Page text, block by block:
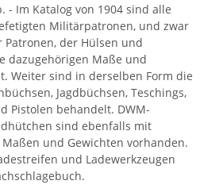
- Im Katalog von 1904 sind alle
Militärpatronen, und zwar
der Hülsen und
dazugehörigen Maße und
Weiter sind in derselben Form die
Jagdbüchsen, Teschings,
Pistolen behandelt. DWM-
sind ebenfalls mit
und Gewichten vorhanden.
und Ladewerkzeugen